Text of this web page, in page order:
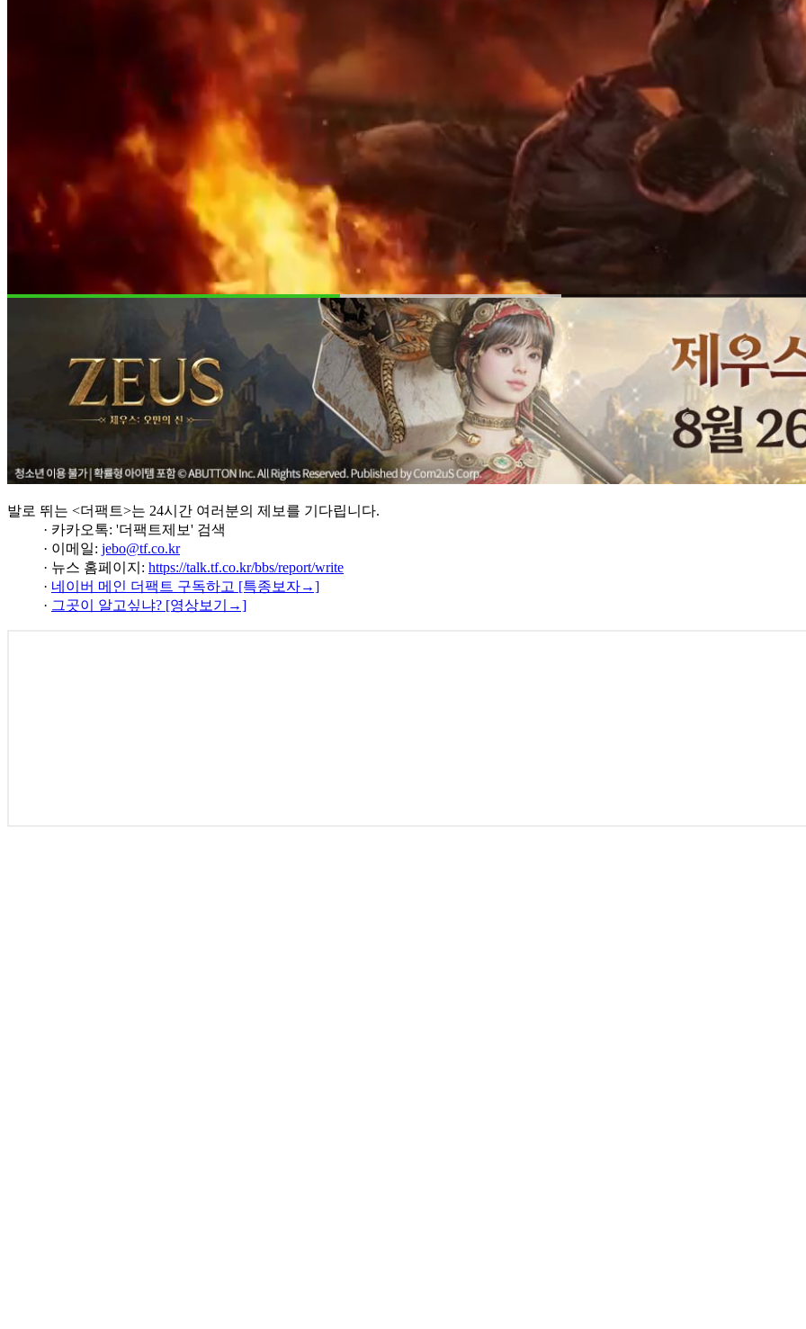
발로 뛰는 <더팩트>는 24시간 여러분의 제보를 기다립니다.
· 카카오톡: '더팩트제보' 검색
· 이메일: jebo@tf.co.kr
· 뉴스 홈페이지: https://talk.tf.co.kr/bbs/report/write
· 네이버 메인 더팩트 구독하고 [특종보자→]
· 그곳이 알고싶냐? [영상보기→]